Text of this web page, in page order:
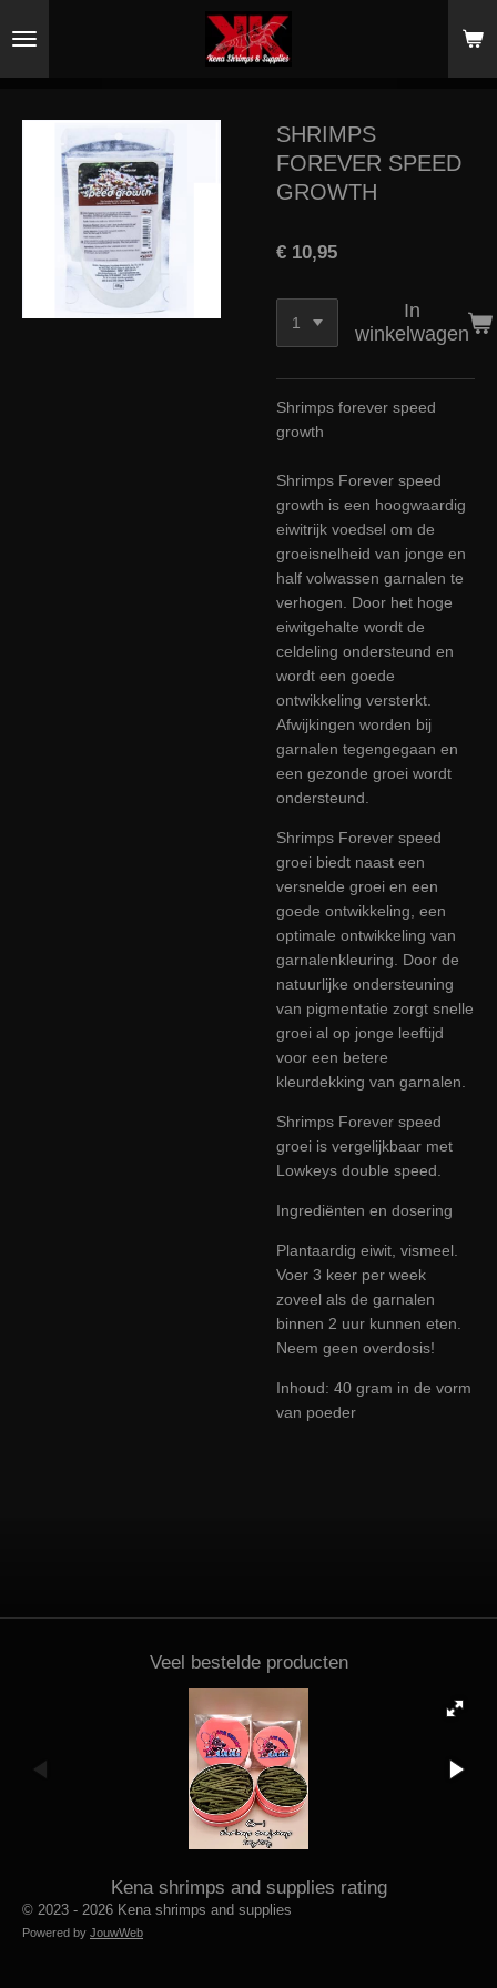
direct
hoofdinhoud
SHRIMPS
FOREVER SPEED
GROWTH
€ 10,95
In
winkelwagen
Shrimps forever speed
growth
Shrimps Forever speed
growth is een hoogwaardig
eiwitrijk voedsel om de
groeisnelheid van jonge en
half volwassen garnalen te
verhogen. Door het hoge
eiwitgehalte wordt de
celdeling ondersteund en
wordt een goede
ontwikkeling versterkt.
Afwijkingen worden bij
garnalen tegengegaan en
een gezonde groei wordt
ondersteund.
Shrimps Forever speed
groei biedt naast een
versnelde groei en een
goede ontwikkeling, een
optimale ontwikkeling van
garnalenkleuring. Door de
natuurlijke ondersteuning
van pigmentatie zorgt snelle
groei al op jonge leeftijd
voor een betere
kleurdekking van garnalen.
Shrimps Forever speed
groei is vergelijkbaar met
Lowkeys double speed.
Ingrediënten en dosering
Plantaardig eiwit, vismeel.
Voer 3 keer per week
zoveel als de garnalen
binnen 2 uur kunnen eten.
Neem geen overdosis!
Inhoud: 40 gram in de vorm
van poeder
Veel bestelde producten
Kena shrimps and supplies rating
© 2023 - 2026 Kena shrimps and supplies
Powered by JouwWeb